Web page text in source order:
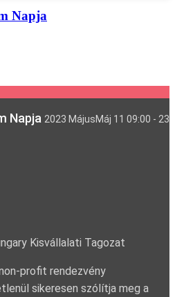
Napja
Napja 2023 MájusMáj 11 09:00 - 23
Kisvállalati Tagozat
profit rendezvény
sikeresen szólítja meg a